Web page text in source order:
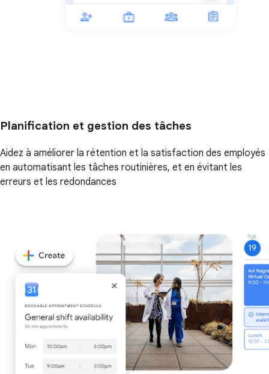
Planification et gestion des tâches
Aidez à améliorer la rétention et la satisfaction des employés
en automatisant les tâches routinières, et en évitant les
erreurs et les redondances